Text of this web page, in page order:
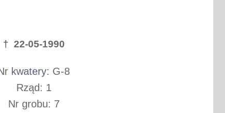
† 22-05-1990
kwatery: G-8
Rząd: 1
Nr grobu: 7